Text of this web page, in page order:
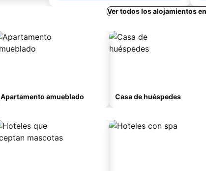
Ver todos los alojamientos
Apartamento amueblado Casa de huéspedes